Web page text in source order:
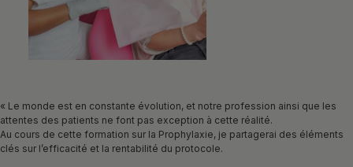
« Le monde est en constante évolution, et notre profession ainsi que les
attentes des patients ne font pas exception à cette réalité.
Au cours de cette formation sur la Prophylaxie, je partagerai des éléments
clés sur l’efficacité et la rentabilité du protocole.